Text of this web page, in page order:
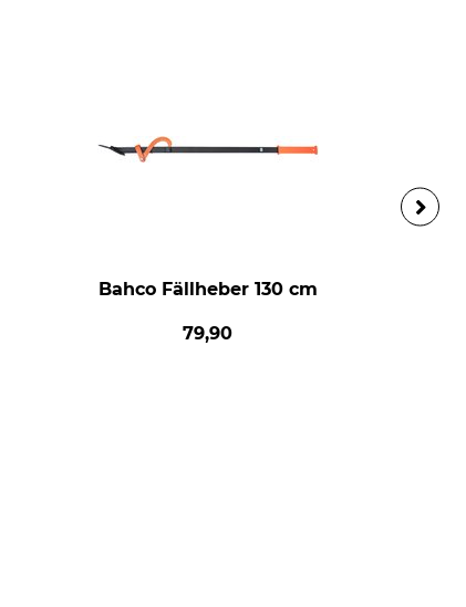
Bahco Fällheber 130 cm
79,90